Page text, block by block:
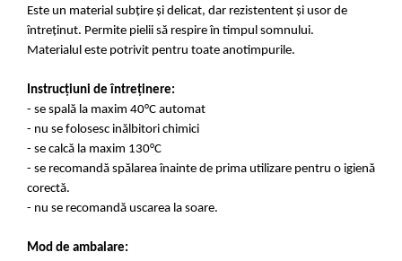
Este un material subțire și delicat, dar rezistentent și usor de
întreținut. Permite pielii să respire în timpul somnului.
Materialul este potrivit pentru toate anotimpurile.
Instrucțiuni de întreținere:
- se spală la maxim 40°C automat
- nu se folosesc inălbitori chimici
- se calcă la maxim 130°C
- se recomandă spălarea înainte de prima utilizare pentru o igienă
corectă.
- nu se recomandă uscarea la soare.
Mod de ambalare: